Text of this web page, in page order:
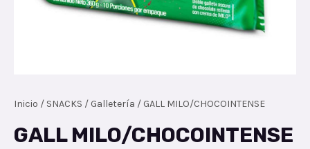
Inicio / SNACKS / Galletería / GALL MILO/CHOCOINTENSE
GALL MILO/CHOCOINTENSE